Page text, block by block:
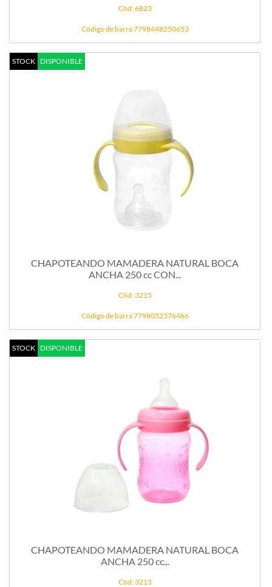
Cód: 6823
Código de barra 7798448250653
STOCK DISPONIBLE
CHAPOTEANDO MAMADERA NATURAL BOCA
ANCHA 250 cc CON...
Cód: 3215
Código de barra 7798052376466
STOCK DISPONIBLE
CHAPOTEANDO MAMADERA NATURAL BOCA
ANCHA 250 cc...
Cód: 3213